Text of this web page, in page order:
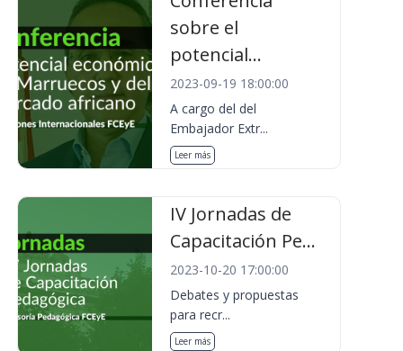
sobre el
potencial...
2023-09-19 18:00:00
A cargo del del
Embajador Extr...
Leer más
IV Jornadas de
Capacitación Pe...
2023-10-20 17:00:00
Debates y propuestas
para recr...
Leer más